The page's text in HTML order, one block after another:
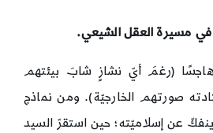
في مسيرة العقل الشيعي.
(رغمَ أيّ نشازٍ شابَ بيئتهم
صورتهم الخارجيّة). ومن نماذج
عن إسلاميّته؛ حين استقرّ السيد